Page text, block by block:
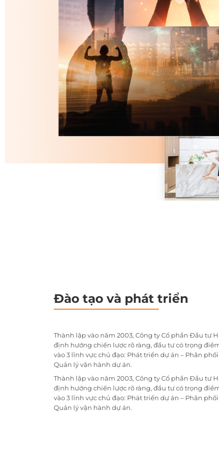
Đào tạo và phát triển
Thành lập vào năm 2003, Công ty Cổ phần Đầu tư
định hướng chiến lược rõ ràng, đầu tư có trọng
vào 3 lĩnh vực chủ đạo: Phát triển dự án – Phân
Quản lý vận hành dự án.
Thành lập vào năm 2003, Công ty Cổ phần Đầu tư
định hướng chiến lược rõ ràng, đầu tư có trọng
vào 3 lĩnh vực chủ đạo: Phát triển dự án – Phân
Quản lý vận hành dự án.